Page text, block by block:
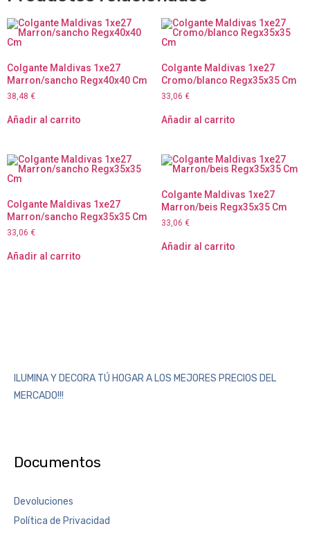
Colgante Maldivas 1xe27
Marron/sancho Regx40x40 Cm
38,48 €
Añadir al carrito
Colgante Maldivas 1xe27
Cromo/blanco Regx35x35 Cm
33,06 €
Añadir al carrito
Colgante Maldivas 1xe27
Marron/sancho Regx35x35 Cm
33,06 €
Añadir al carrito
Colgante Maldivas 1xe27
Marron/beis Regx35x35 Cm
33,06 €
Añadir al carrito
ILUMINA Y DECORA TÚ HOGAR A LOS MEJORES PRECIOS DEL
MERCADO!!!
Documentos
Devoluciones
Política de Privacidad